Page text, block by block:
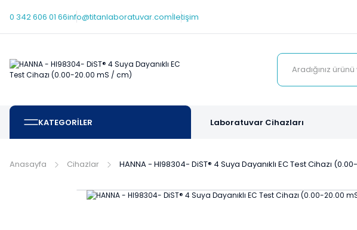
0 342 606 01 66info@titanlaboratuvar.comİletişim
KATEGORİLER Laboratuvar Cihazları
Anasayfa Cihazlar HANNA - HI98304- DiST® 4 Suya Dayanıklı EC Test Cihazı